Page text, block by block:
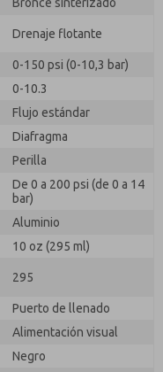
Drenaje flotante
0-150 psi (0-10,3 bar)
0-10.3
Flujo estándar
Diafragma
Perilla
De 0 a 200 psi (de 0 a 14
bar)
Aluminio
10 oz (295 ml)
295
Puerto de llenado
Alimentación visual
Negro